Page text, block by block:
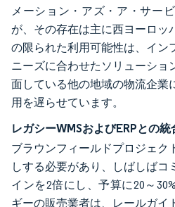
メーション・アズ・ア・サー
が、その存在は主に西ヨーロッ
の限られた利用可能性は、イン
ニーズに合わせたソリューショ
面している他の地域の物流企業
用を遅らせています。
レガシーWMSおよびERPとの統
ブラウンフィールドプロジェク
しする必要があり、しばしばコ
インを2倍にし、予算に20～
ギーの販売業者は、レールガイ